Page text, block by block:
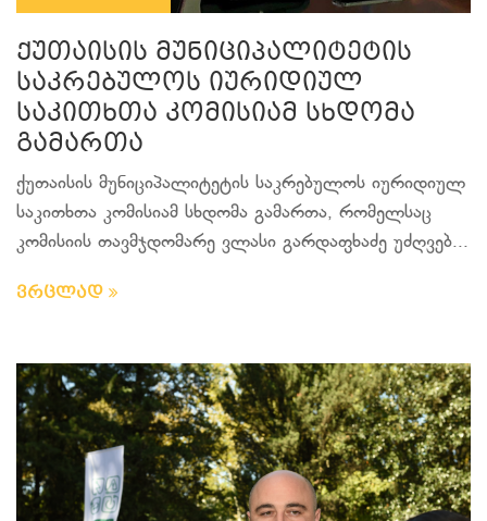
ქუთაისის მუნიციპალიტეტის
საკრებულოს იურიდიულ
საკითხთა კომისიამ სხდომა
გამართა
ქუთაისის მუნიციპალიტეტის საკრებულოს იურიდიულ
საკითხთა კომისიამ სხდომა გამართა, რომელსაც
კომისიის თავმჯდომარე ვლასი გარდაფხაძე უძღვებ...
ვრცლად